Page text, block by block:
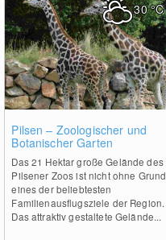
Pilsen – Zoologischer und
Botanischer Garten
Das 21 Hektar große Gelände des
Pilsener Zoos ist nicht ohne Grund
eines der beliebtesten
Familienausflugsziele der Region.
Das attraktiv gestaltete Gelände...
30°C